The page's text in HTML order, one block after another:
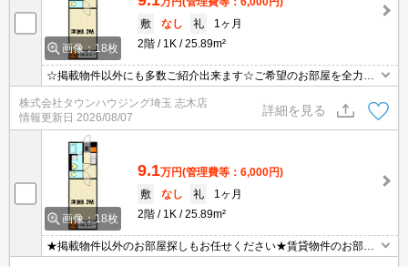
画像：18枚
敷
なし 礼
1ヶ月
2階
1K 25.89m²
☆掲載物件以外にも多数ご紹介出来ます☆ご希望のお部屋を全力で
お探しさせて頂きます♪
株式会社タウンハウジング埼玉 志木店
情報更新日 2026/08/07
詳細を見る
画像：18枚
9.1万円(管理費等：6,000円)
敷
なし 礼
1ヶ月
2階
1K 25.89m²
★掲載物件以外のお部屋探しもお任せください★賃貸物件のお部屋
探しはタウンハウジングへ★